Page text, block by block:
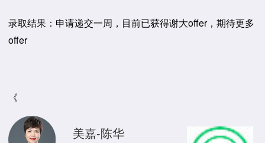
录取结果：申请递交一周，目前已获得谢大offer，期待更多
offer
《
美嘉-陈华